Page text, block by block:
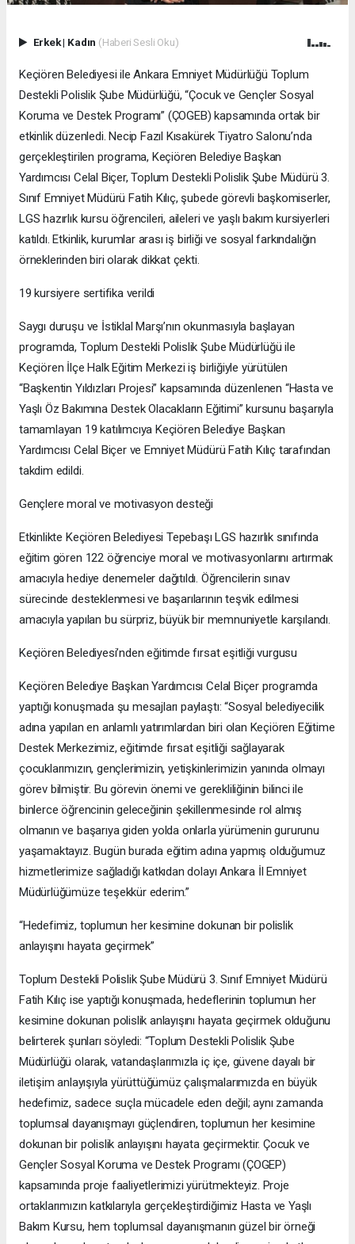
Erkek| Kadın (Haberi Sesli Oku)
Keçiören Belediyesi ile Ankara Emniyet Müdürlüğü Toplum
Destekli Polislik Şube Müdürlüğü, “Çocuk ve Gençler Sosyal
Koruma ve Destek Programı” (ÇOGEB) kapsamında ortak bir
etkinlik düzenledi. Necip Fazıl Kısakürek Tiyatro Salonu’nda
gerçekleştirilen programa, Keçiören Belediye Başkan
Yardımcısı Celal Biçer, Toplum Destekli Polislik Şube Müdürü 3.
Sınıf Emniyet Müdürü Fatih Kılıç, şubede görevli başkomiserler,
LGS hazırlık kursu öğrencileri, aileleri ve yaşlı bakım kursiyerleri
katıldı. Etkinlik, kurumlar arası iş birliği ve sosyal farkındalığın
örneklerinden biri olarak dikkat çekti.
19 kursiyere sertifika verildi
Saygı duruşu ve İstiklal Marşı’nın okunmasıyla başlayan
programda, Toplum Destekli Polislik Şube Müdürlüğü ile
Keçiören İlçe Halk Eğitim Merkezi iş birliğiyle yürütülen
“Başkentin Yıldızları Projesi” kapsamında düzenlenen “Hasta ve
Yaşlı Öz Bakımına Destek Olacakların Eğitimi” kursunu başarıyla
tamamlayan 19 katılımcıya Keçiören Belediye Başkan
Yardımcısı Celal Biçer ve Emniyet Müdürü Fatih Kılıç tarafından
takdim edildi.
Gençlere moral ve motivasyon desteği
Etkinlikte Keçiören Belediyesi Tepebaşı LGS hazırlık sınıfında
eğitim gören 122 öğrenciye moral ve motivasyonlarını artırmak
amacıyla hediye denemeler dağıtıldı. Öğrencilerin sınav
sürecinde desteklenmesi ve başarılarının teşvik edilmesi
amacıyla yapılan bu sürpriz, büyük bir memnuniyetle karşılandı.
Keçiören Belediyesi’nden eğitimde fırsat eşitliği vurgusu
Keçiören Belediye Başkan Yardımcısı Celal Biçer programda
yaptığı konuşmada şu mesajları paylaştı: “Sosyal belediyecilik
adına yapılan en anlamlı yatırımlardan biri olan Keçiören Eğitime
Destek Merkezimiz, eğitimde fırsat eşitliği sağlayarak
çocuklarımızın, gençlerimizin, yetişkinlerimizin yanında olmayı
görev bilmiştir. Bu görevin önemi ve gerekliliğinin bilinci ile
binlerce öğrencinin geleceğinin şekillenmesinde rol almış
olmanın ve başarıya giden yolda onlarla yürümenin gururunu
yaşamaktayız. Bugün burada eğitim adına yapmış olduğumuz
hizmetlerimize sağladığı katkıdan dolayı Ankara İl Emniyet
Müdürlüğümüze teşekkür ederim.”
“Hedefimiz, toplumun her kesimine dokunan bir polislik
anlayışını hayata geçirmek”
Toplum Destekli Polislik Şube Müdürü 3. Sınıf Emniyet Müdürü
Fatih Kılıç ise yaptığı konuşmada, hedeflerinin toplumun her
kesimine dokunan polislik anlayışını hayata geçirmek olduğunu
belirterek şunları söyledi: “Toplum Destekli Polislik Şube
Müdürlüğü olarak, vatandaşlarımızla iç içe, güvene dayalı bir
iletişim anlayışıyla yürüttüğümüz çalışmalarımızda en büyük
hedefimiz, sadece suçla mücadele eden değil; aynı zamanda
toplumsal dayanışmayı güçlendiren, toplumun her kesimine
dokunan bir polislik anlayışını hayata geçirmektir. Çocuk ve
Gençler Sosyal Koruma ve Destek Programı (ÇOGEP)
kapsamında proje faaliyetlerimizi yürütmekteyiz. Proje
ortaklarımızın katkılarıyla gerçekleştirdiğimiz Hasta ve Yaşlı
Bakım Kursu, hem toplumsal dayanışmanın güzel bir örneği